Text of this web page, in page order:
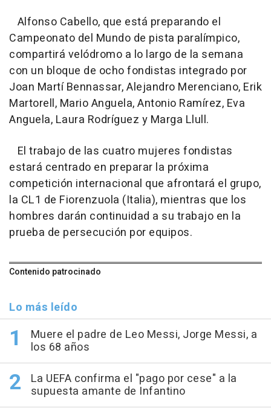
Alfonso Cabello, que está preparando el
Campeonato del Mundo de pista paralímpico,
compartirá velódromo a lo largo de la semana
con un bloque de ocho fondistas integrado por
Joan Martí Bennassar, Alejandro Merenciano, Erik
Martorell, Mario Anguela, Antonio Ramírez, Eva
Anguela, Laura Rodríguez y Marga Llull.
El trabajo de las cuatro mujeres fondistas
estará centrado en preparar la próxima
competición internacional que afrontará el grupo,
la CL1 de Fiorenzuola (Italia), mientras que los
hombres darán continuidad a su trabajo en la
prueba de persecución por equipos.
Contenido patrocinado
Lo más leído
Muere el padre de Leo Messi, Jorge Messi, a
los 68 años
La UEFA confirma el "pago por cese" a la
supuesta amante de Infantino